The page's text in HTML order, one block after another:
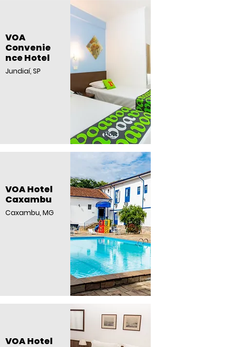
VOA
Convenie
nce Hotel
Jundiaí, SP
VOA Hotel
Caxambu
Caxambu, MG
VOA Hotel